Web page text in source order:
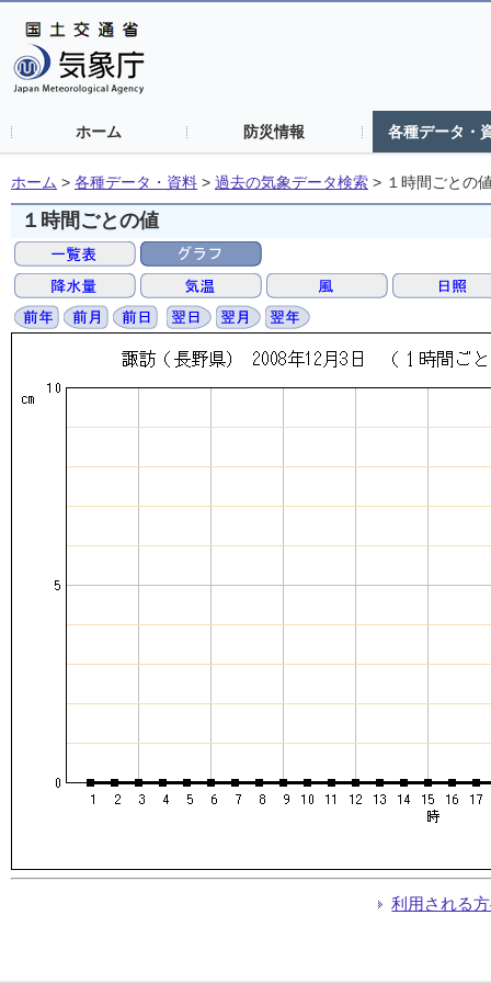
ホーム 防災情報 各種データ・
ホーム > 各種データ・資料 > 過去の気象データ検索 > １時間ごとの
１時間ごとの値
利用される